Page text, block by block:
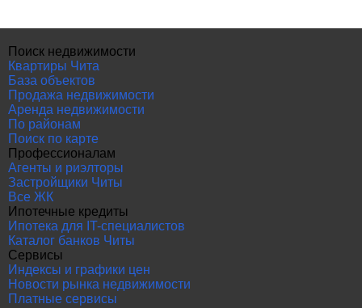
Поиск недвижимости
Квартиры Чита
База объектов
Продажа недвижимости
Аренда недвижимости
По районам
Поиск по карте
Профессионалам
Агенты и риэлторы
Застройщики Читы
Все ЖК
Ипотечные кредиты
Ипотека для IT-специалистов
Каталог банков Читы
Сервисы
Индексы и графики цен
Новости рынка недвижимости
Платные сервисы